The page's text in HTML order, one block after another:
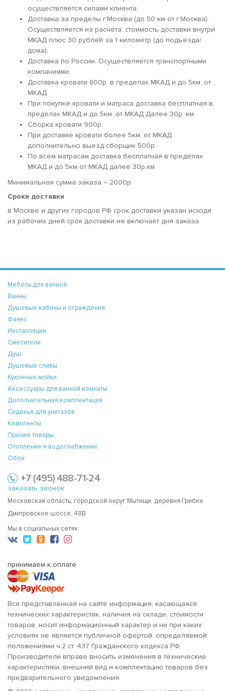
осуществляется силами клиента;
Доставка за пределы г.Москва (до 50 км от г.Москва).
Осуществляется из расчета: стоимость доставки внутри
МКАД плюс 30 рублей за 1 километр (до подъезда/
дома);
Доставка по России. Осуществляется транспортными
компаниями;
Доставка кровати 800р. в пределах МКАД и до 5км. от
МКАД.
При покупке кровати и матраса доставка бесплатная в
пределах МКАД и до 5км. от МКАД Далее 30р. км.
Сборка кровати 900р.
При доставке кровати более 5км. от МКАД
дополнительно выезд сборщик 500р.
По всем матрасам доставка бесплатная в пределах
МКАД и до 5км от МКАД далее 30р.км.
Минимальная сумма заказа – 2000р.
Сроки доставки
в Москве и других городов РФ срок доставки указан исходя
из рабочих дней срок доставки не включает дня заказа
Мебель для ванной
Ванны
Душевые кабины и ограждения
Фаянс
Инсталляции
Смесители
Душ
Душевые сливы
Кухонные мойки
Аксессуары для ванной комнаты
Дополнительная комплектация
Сиденья для унитазов
Комплекты
Прочие товары
Отопление и водоснабжение
Обои
+7 (495) 488-71-24
заказать звонок
Московская область, городской округ Мытищи, деревня Грибки
Дмитровское шоссе, 48В
Мы в социальных сетях:
принимаем к оплате
Вся представленная на сайте информация, касающаяся
технических характеристик, наличия на складе, стоимости
товаров, носит информационный характер и ни при каких
условиях не является публичной офертой, определяемой
положениями ч.2 ст. 437 Гражданского кодекса РФ.
Производители вправе вносить изменения в технические
характеристики, внешний вид и комплектацию товаров без
предварительного уведомления.